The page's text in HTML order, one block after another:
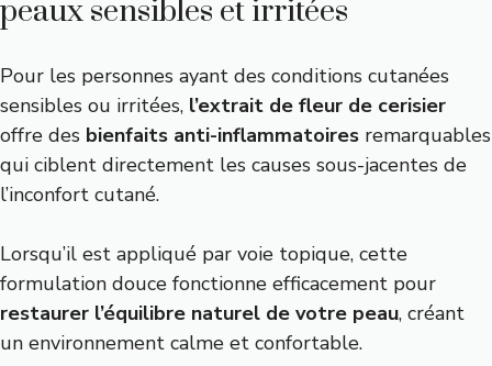
peaux sensibles et irritées
Pour les personnes ayant des conditions cutanées
sensibles ou irritées, l’extrait de fleur de cerisier
offre des bienfaits anti-inflammatoires remarquables
qui ciblent directement les causes sous-jacentes de
l’inconfort cutané.
Lorsqu’il est appliqué par voie topique, cette
formulation douce fonctionne efficacement pour
restaurer l’équilibre naturel de votre peau, créant
un environnement calme et confortable.